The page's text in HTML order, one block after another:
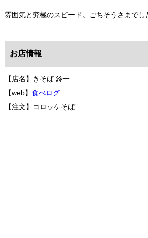
雰囲気と究極のスピード。ごちそうさまでし
お店情報
【店名】きそば 鈴一
【web】 食べログ
【注文】コロッケそば